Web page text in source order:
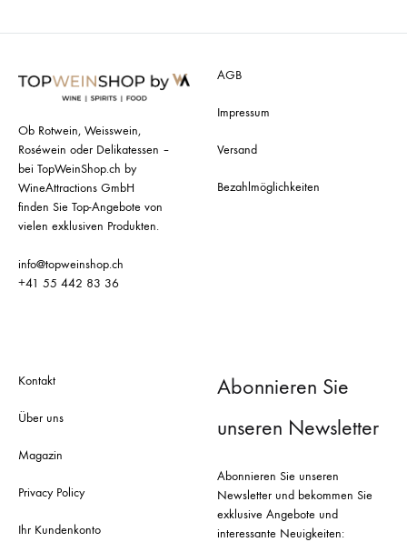
Ob Rotwein, Weisswein,
Roséwein oder Delikatessen –
bei TopWeinShop.ch by
WineAttractions GmbH
finden Sie Top-Angebote von
vielen exklusiven Produkten.
info@topweinshop.ch
+41 55 442 83 36
AGB
Impressum
Versand
Bezahlmöglichkeiten
Kontakt
Über uns
Magazin
Privacy Policy
Ihr Kundenkonto
Abonnieren Sie
unseren Newsletter
Abonnieren Sie unseren
Newsletter und bekommen Sie
exklusive Angebote und
interessante Neuigkeiten: